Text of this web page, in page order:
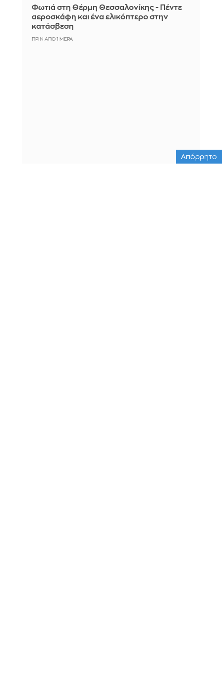
Φωτιά στη Θέρμη Θεσσαλονίκης - Πέντε
αεροσκάφη και ένα ελικόπτερο στην
κατάσβεση
ΠΡΙΝ ΑΠΌ 1 ΜΈΡΑ
Απόρρητο